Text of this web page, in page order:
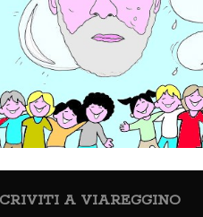
A VIAREGGINO